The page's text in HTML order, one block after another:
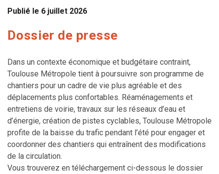
Publié le 6 juillet 2026
Dossier de presse
Dans un contexte économique et budgétaire contraint,
Toulouse Métropole tient à poursuivre son programme de
chantiers pour un cadre de vie plus agréable et des
déplacements plus confortables. Réaménagements et
entretiens de voirie, travaux sur les réseaux d’eau et
d’énergie, création de pistes cyclables, Toulouse Métropole
profite de la baisse du trafic pendant l’été pour engager et
coordonner des chantiers qui entraînent des modifications
de la circulation.
Vous trouverez en téléchargement ci-dessous le dossier